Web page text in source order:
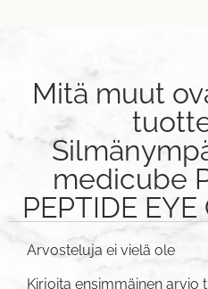
Mitä muut
medicube
PEPTIDE
Arvosteluja ei vielä ole
Kirjoita ensimmäinen arvio